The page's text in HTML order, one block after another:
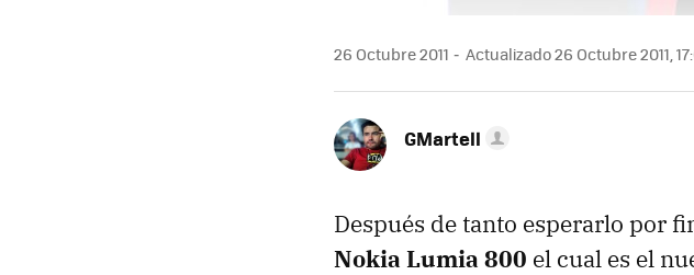
26 Octubre 2011 Actualizado 26 Octubre 2011,
GMartell
Después de tanto esperarlo por
Nokia Lumia 800 el cual es el